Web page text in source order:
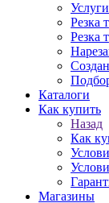
Услуги
Резка
Резка
Каталоги
Как купить
Назад
Как
Магазины